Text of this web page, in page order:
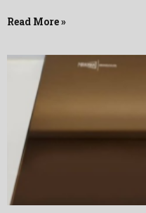
Read More »